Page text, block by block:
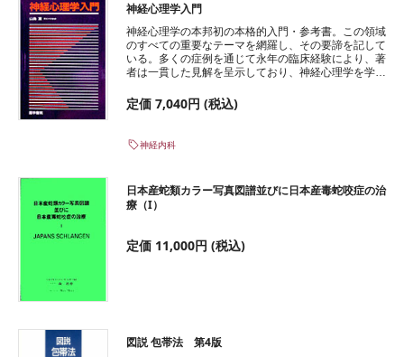
神経心理学入門
神経心理学の本邦初の本格的入門・参考書。この領域
のすべての重要なテーマを網羅し、その要諦を記して
いる。多くの症例を通じて永年の臨床経験により、著
者は一貫した見解を呈示しており、神経心理学を学ぼ
書。
定価 7,040円 (税込)
神経内科
日本産蛇類カラー写真図譜並びに日本産毒蛇咬症の治
療（I）
定価 11,000円 (税込)
図説 包帯法 第4版